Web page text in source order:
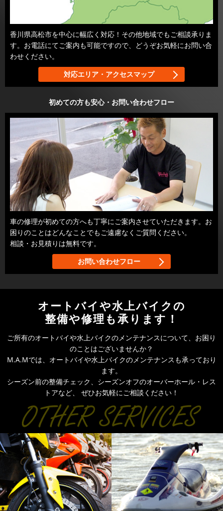
香川県高松市を中心に幅広く対応！その他地域でもご相談承りま
す。お電話にてご案内も可能ですので、どうぞお気軽にお問い合
わせください。
対応エリア・アクセスマップ
初めての方も安心・お問い合わせフロー
車の修理が初めての方へも丁寧にご案内させていただきます。お
困りのことはどんなことでもご遠慮なくご質問ください。
相談・お見積りは無料です。
お問い合わせフロー
オートバイや水上バイクの
整備や修理も承ります！
ご所有のオートバイや水上バイクのメンテナンスについて、お困り
のことはございませんか？
M.A.Mでは、オートバイや水上バイクのメンテナンスも承っており
ます。
シーズン前の整備チェック、シーズンオフのオーバーホール・レス
トアなど、
ぜひお気軽にご相談ください！